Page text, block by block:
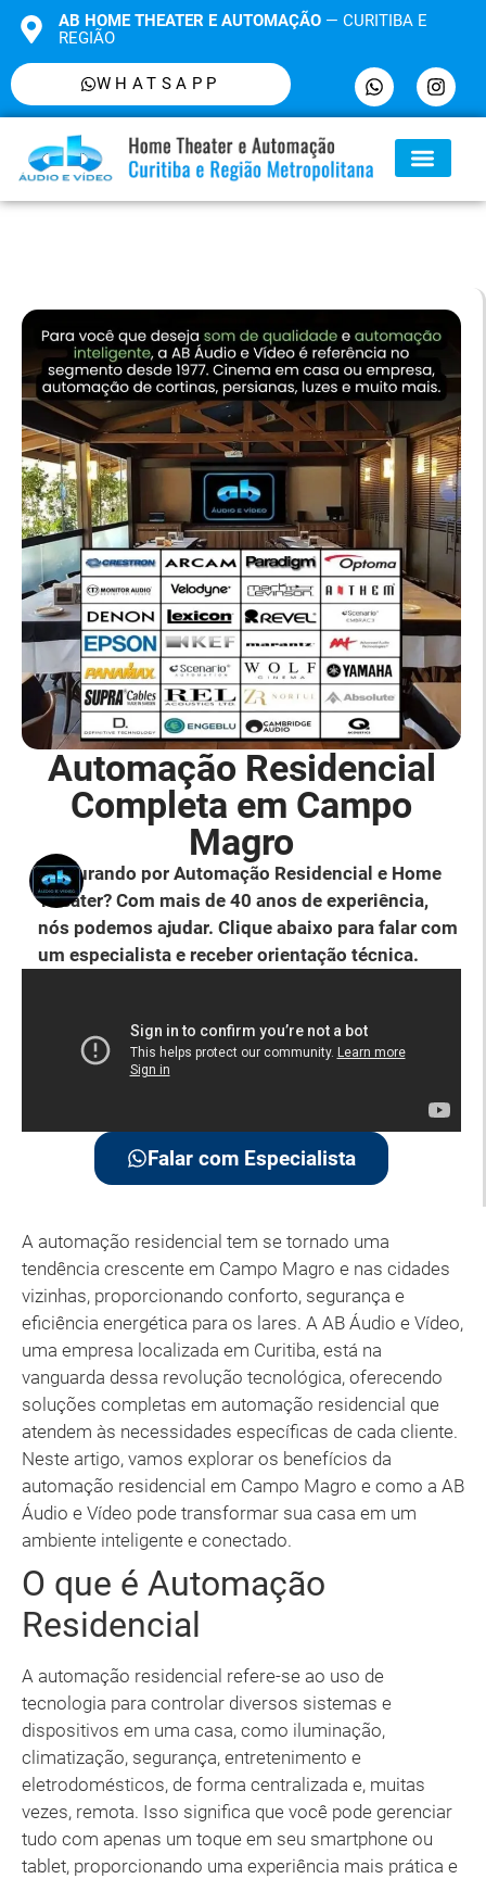
AB HOME THEATER E AUTOMAÇÃO— CURITIBA E
REGIÃO
WHATSAPP
Automação Residencial
Completa em Campo
Magro
Procurando por Automação Residencial e Home
Theater? Com mais de 40 anos de experiência,
nós podemos ajudar. Clique abaixo para falar com
um especialista e receber orientação técnica.
Falar com Especialista
A automação residencial tem se tornado uma
tendência crescente em Campo Magro e nas cidades
vizinhas, proporcionando conforto, segurança e
eficiência energética para os lares. A AB Áudio e Vídeo,
uma empresa localizada em Curitiba, está na
vanguarda dessa revolução tecnológica, oferecendo
soluções completas em automação residencial que
atendem às necessidades específicas de cada cliente.
Neste artigo, vamos explorar os benefícios da
automação residencial em Campo Magro e como a AB
Áudio e Vídeo pode transformar sua casa em um
ambiente inteligente e conectado.
O que é Automação
Residencial
A automação residencial refere-se ao uso de
tecnologia para controlar diversos sistemas e
dispositivos em uma casa, como iluminação,
climatização, segurança, entretenimento e
eletrodomésticos, de forma centralizada e, muitas
vezes, remota. Isso significa que você pode gerenciar
tudo com apenas um toque em seu smartphone ou
tablet, proporcionando uma experiência mais prática e